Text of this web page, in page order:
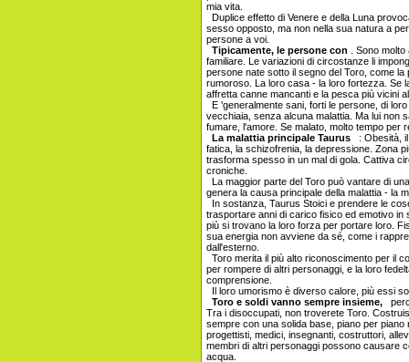
mia vita.
Duplice effetto di Venere e della Luna
sesso opposto, ma non nella sua natura a
persone a voi.
Tipicamente, le persone con
. Sono
familiare. Le variazioni di circostanze li
persone nate sotto il segno del Toro, come
rumoroso. La loro casa - la loro fortezza. Se
affretta canne mancanti e la pesca più vicini
E 'generalmente sani, forti le persone, di
vecchiaia, senza alcuna malattia. Ma lui non
fumare, l'amore. Se malato, molto tempo per
La malattia principale Taurus
: Obesità,
fatica, la schizofrenia, la depressione. Zona
trasforma spesso in un mal di gola. Cattiva
croniche.
La maggior parte del Toro può vantare di
genera la causa principale della malattia - la
In sostanza, Taurus Stoici e prendere le
trasportare anni di carico fisico ed emotivo in
più si trovano la loro forza per portare loro.
sua energia non avviene da sé, come i
dall'esterno.
Toro merita il più alto riconoscimento per il
per rompere di altri personaggi, e la loro
comprensione.
Il loro umorismo è diverso calore, più essi
Toro e soldi vanno sempre insieme,
Tra i disoccupati, non troverete Toro.
sempre con una solida base, piano per
progettisti, medici, insegnanti, costruttori,
membri di altri personaggi possono causare
acqua.